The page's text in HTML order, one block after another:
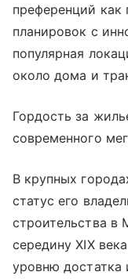
преференций как
планировок с
популярная
около дома и
Гордость за
современного
В крупных
статус его
строительства в
середину XIX
уровню